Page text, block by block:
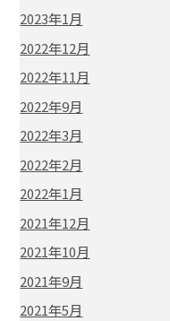
2023年1月
2022年12月
2022年11月
2022年9月
2022年3月
2022年2月
2022年1月
2021年12月
2021年10月
2021年9月
2021年5月